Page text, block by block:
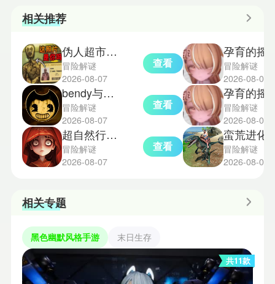
相关推荐
伪人超市模拟器中文版
冒险解谜
2026-08-07
查看
bendy与墨水机器手机版
冒险解谜
2026-08-07
查看
超自然行动组2026
冒险解谜
2026-08-07
查看
冒险解谜
2026-08-07
冒险解谜
2026-08-07
冒险解谜
2026-08-07
相关专题
黑色幽默风格手游 末日生存
共11款